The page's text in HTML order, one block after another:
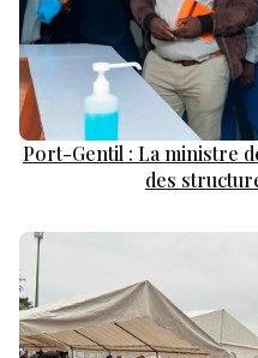
Port-Gentil : La ministre
des